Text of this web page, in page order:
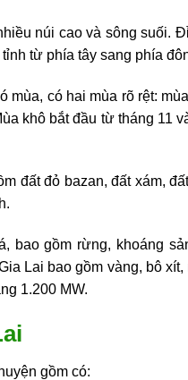
núi cao và sông suối.
từ phía tây sang phía
có hai mùa rõ rệt:
khô bắt đầu từ tháng 11
đất đỏ bazan, đất xám,
bao gồm rừng, khoáng
Lai bao gồm vàng, bô
1.200 MW.
gồm có: